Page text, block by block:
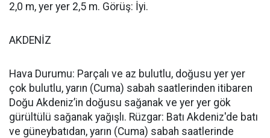
2,0 m, yer yer 2,5 m. Görüş: İyi.
AKDENİZ
Hava Durumu: Parçalı ve az bulutlu, doğusu yer yer
çok bulutlu, yarın (Cuma) sabah saatlerinden itibaren
Doğu Akdeniz’in doğusu sağanak ve yer yer gök
gürültülü sağanak yağışlı. Rüzgar: Batı Akdeniz'de batı
ve güneybatıdan, yarın (Cuma) sabah saatlerinde